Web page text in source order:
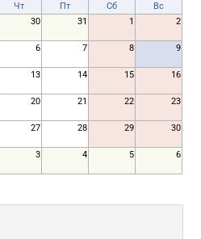
Чт Пт Сб
Вс
30 31 1 2
6 7 8 9
13 14 15 16
20 21 22 23
27 28 29 30
3 4 5 6